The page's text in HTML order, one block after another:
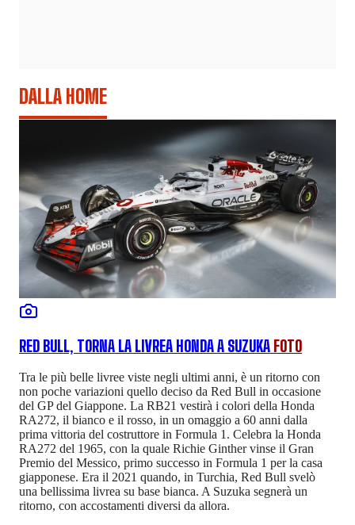
DALLA HOME
RED BULL, TORNA LA LIVREA HONDA A SUZUKA FOTO
Tra le più belle livree viste negli ultimi anni, è un ritorno con
non poche variazioni quello deciso da Red Bull in occasione
del GP del Giappone. La RB21 vestirà i colori della Honda
RA272, il bianco e il rosso, in un omaggio a 60 anni dalla
prima vittoria del costruttore in Formula 1. Celebra la Honda
RA272 del 1965, con la quale Richie Ginther vinse il Gran
Premio del Messico, primo successo in Formula 1 per la casa
giapponese. Era il 2021 quando, in Turchia, Red Bull svelò
una bellissima livrea su base bianca. A Suzuka segnerà un
ritorno, con accostamenti diversi da allora.